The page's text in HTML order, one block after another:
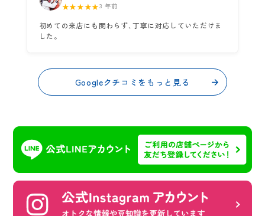
★★★★★3 年前
初めての来店にも関わらず､丁寧に対応していただけま
した。
Googleクチコミをもっと見る